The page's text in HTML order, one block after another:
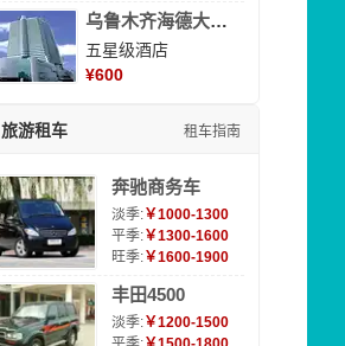
乌鲁木齐海德大酒店
五星级酒店
¥600
旅游租车 租车指南
奔驰商务车
淡季:￥1000-1300
平季:￥1300-1600
旺季:￥1600-1900
丰田4500
淡季:￥1200-1500